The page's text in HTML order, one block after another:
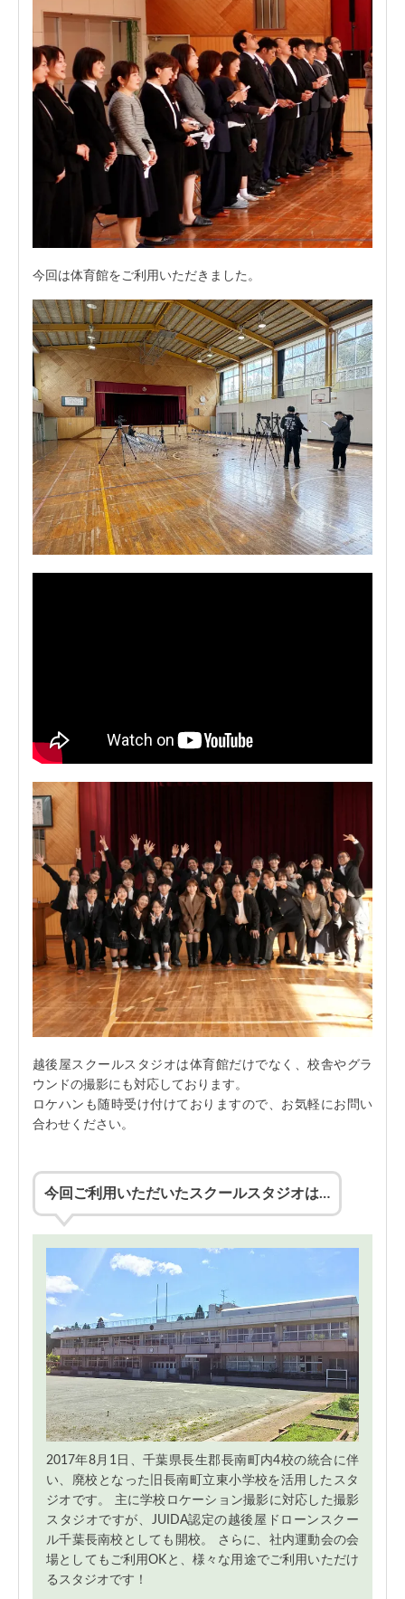
今回は体育館をご利用いただきました。
越後屋スクールスタジオは体育館だけでなく、校舎やグラ
ウンドの撮影にも対応しております。
ロケハンも随時受け付けておりますので、お気軽にお問い
合わせください。
今回ご利用いただいたスクールスタジオは…
2017年8月1日、千葉県長生郡長南町内4校の統合に伴
い、廃校となった旧長南町立東小学校を活用したスタ
ジオです。 主に学校ロケーション撮影に対応した撮影
スタジオですが、JUIDA認定の越後屋ドローンスクー
ル千葉長南校としても開校。 さらに、社内運動会の会
場としてもご利用OKと、様々な用途でご利用いただけ
るスタジオです！